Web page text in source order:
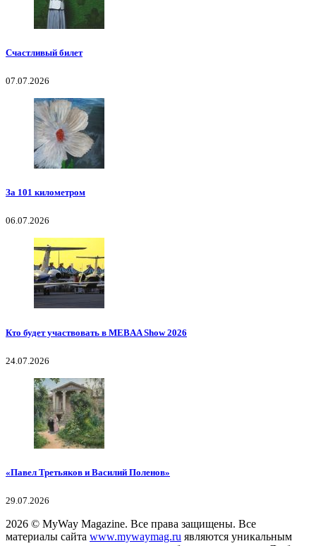
Счастливый билет
07.07.2026
За 101 километром
06.07.2026
Кто будет участвовать в MEBAA Show 2026
24.07.2026
«Павел Третьяков и Василий Поленов»
29.07.2026
2026 © MyWay Magazine. Все права защищены. Все
материалы сайта www.mywaymag.ru являются уникальным